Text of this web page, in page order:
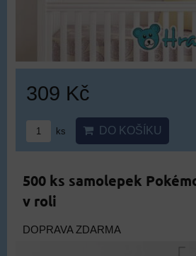
309 Kč
ks DO KOŠÍKU
500 ks samolepek
v roli
DOPRAVA ZDARMA